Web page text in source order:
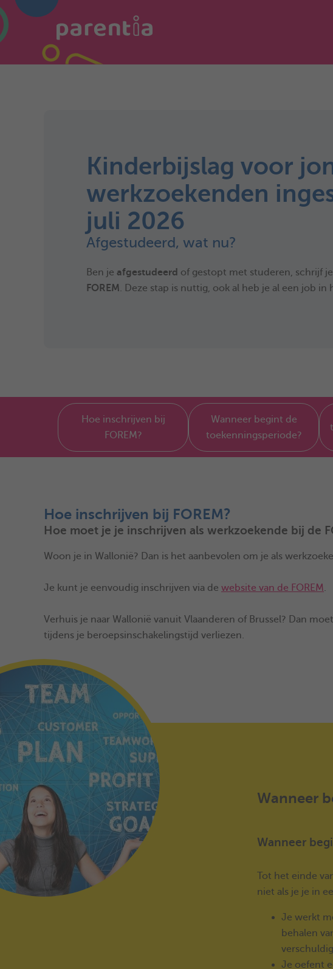
Kinderbijslag voor
werkzoekenden
juli 2026
Afgestudeerd, wat nu?
Ben je afgestudeerd of gestopt met studeren, schrijf
FOREM. Deze stap is nuttig, ook al heb je al een job
Hoe inschrijven bij
FOREM?
Wanneer begint de
toekenningsperiode?
Hoe inschrijven bij FOREM?
Hoe moet je je inschrijven als werkzoekende bij de
Woon je in Wallonië? Dan is het aanbevolen om je als
Je kunt je eenvoudig inschrijven via de website van de FOREM.
Verhuis je naar Wallonië vanuit Vlaanderen of Brussel? Dan
tijdens je beroepsinschakelingstijd verliezen.
Wanneer
Wanneer
Tot het einde
niet als je je in
Je werkt
behalen
Je oefent